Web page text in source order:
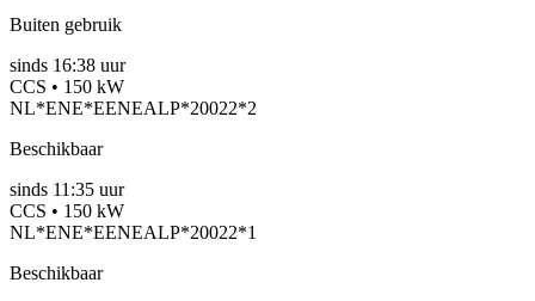
Buiten gebruik
sinds 16:38 uur
CCS • 150 kW
NL*ENE*EENEALP*20022*2
Beschikbaar
sinds 11:35 uur
CCS • 150 kW
NL*ENE*EENEALP*20022*1
Beschikbaar